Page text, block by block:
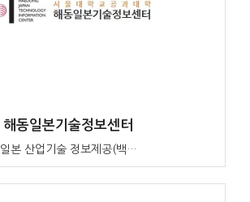
해동일본기술정보센터
일본 산업기술 정보제공(백…